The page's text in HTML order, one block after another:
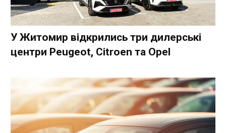
У Житомир відкрились три дилерські
центри Peugeot, Citroen та Opel